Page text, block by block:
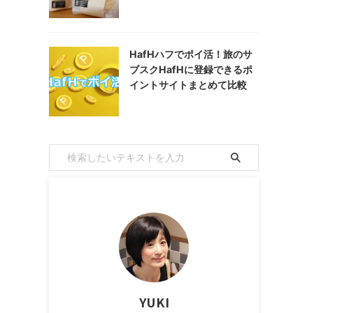
HafHハフでポイ活！旅のサ
ブスクHafHに登録できるポ
イントサイトまとめて比較
YUKI